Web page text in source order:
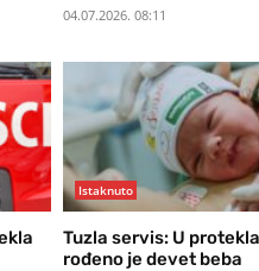
04.07.2026. 08:11
Istaknuto
Tuzla servis: U
rođeno je devet beba